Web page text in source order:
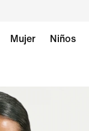
Mujer Niños